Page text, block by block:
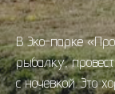
В Эко-парке
рыбалку,
с ночевкой. Это